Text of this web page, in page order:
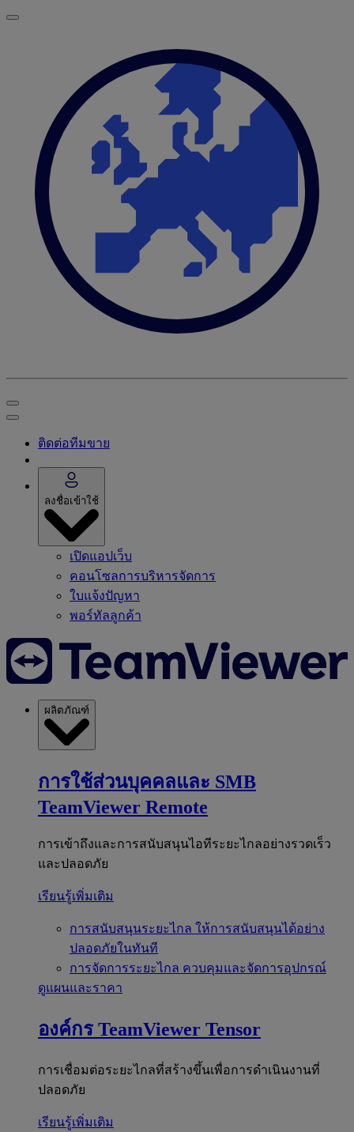
ติดต่อทีมขาย
ลงชื่อเข้าใช้
เปิดแอปเว็บ
คอนโซลการบริหารจัดการ
ใบแจ้งปัญหา
พอร์ทัลลูกค้า
ผลิตภัณฑ์
การใช้ส่วนบุคคลและ SMB
TeamViewer Remote
การเข้าถึงและการสนับสนุนไอทีระยะไกลอย่างรวดเร็ว
และปลอดภัย
เรียนรู้เพิ่มเติม
การสนับสนุนระยะไกล ให้การสนับสนุนได้อย่าง
ปลอดภัยในทันที
การจัดการระยะไกล ควบคุมและจัดการอุปกรณ์
ดูแผนและราคา
องค์กร TeamViewer Tensor
การเชื่อมต่อระยะไกลที่สร้างขึ้นเพื่อการดำเนินงานที่
ปลอดภัย
เรียนรู้เพิ่มเติม